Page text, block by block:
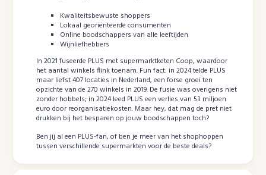
Kwaliteitsbewuste shoppers
Lokaal georiënteerde consumenten
Online boodschappers van alle leeftijden
Wijnliefhebbers
In 2021 fuseerde PLUS met supermarktketen Coop, waardoor
het aantal winkels flink toenam. Fun fact: in 2024 telde PLUS
maar liefst 407 locaties in Nederland, een forse groei ten
opzichte van de 270 winkels in 2019. De fusie was overigens niet
zonder hobbels; in 2024 leed PLUS een verlies van 53 miljoen
euro door reorganisatiekosten. Maar hey, dat mag de pret niet
drukken bij het besparen op jouw boodschappen toch?
Ben jij al een PLUS-fan, of ben je meer van het shophoppen
tussen verschillende supermarkten voor de beste deals?